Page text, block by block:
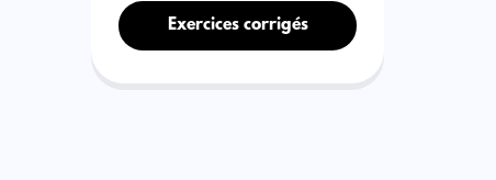
Exercices corrigés